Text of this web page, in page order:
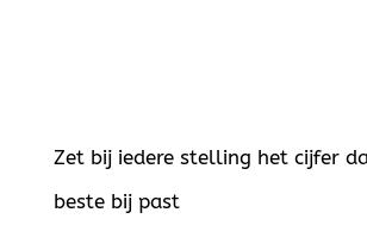
Zet bij iedere stelling het cijfer
beste bij past